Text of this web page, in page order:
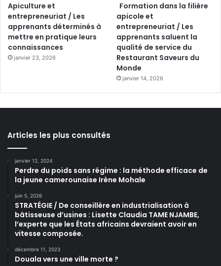
Apiculture et
entrepreneuriat / Les
apprenants déterminés à
mettre en pratique leurs
connaissances
janvier 23, 2026
Formation dans la filière
apicole et
entrepreneuriat / Les
apprenants saluent la
qualité de service du
Restaurant Saveurs du
Monde
janvier 14, 2026
Articles les plus consultés
janvier 12, 2024
Perdre du poids sans régime : la méthode efficace de
la jeune camerounaise Irène Mohale
juin 5, 2026
STRATÉGIE / De conseillère en industrialisation à
bâtisseuse d’usines : Lisette Claudia TAME NJAMBE,
l’experte que les États africains devraient avoir en
vitesse composée.
décembre 11, 2023
Douala vers une ville morte ?